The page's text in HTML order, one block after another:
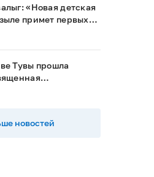
«Новая детская
примет первых
году»
Тувы прошла
новостей